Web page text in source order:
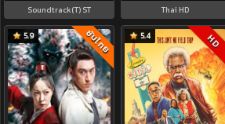
Soundtrack(T) ST Thai HD
5.9 ซับไทย 5.4 HD